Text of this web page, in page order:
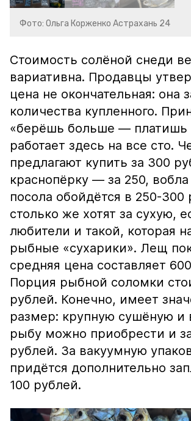
Фото: Ольга Корженко Астрахань 24
Стоимость солёной снеди
вариативна. Продавцы
цена не окончательная: она
количества купленного.
«берёшь больше —
работает здесь на все сто.
предлагают купить за 300
краснопёрку — за 250,
посола обойдётся в 250-300
столько же хотят за сухую,
любители и такой, которая
рыбные «сухарики». Лещ
средняя цена составляет
Порция рыбной соломки
рублей. Конечно, имеет
размер: крупную сушёную и
рыбу можно приобрести и
рублей. За вакуумную
придётся дополнительно
100 рублей.